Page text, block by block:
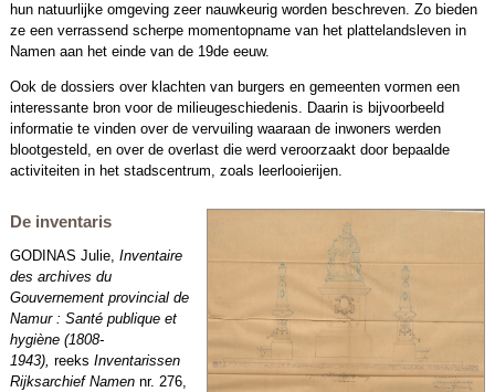
hun natuurlijke omgeving zeer nauwkeurig worden beschreven. Zo bieden
ze een verrassend scherpe momentopname van het plattelandsleven in
Namen aan het einde van de 19de eeuw.
Ook de dossiers over klachten van burgers en gemeenten vormen een
interessante bron voor de milieugeschiedenis. Daarin is bijvoorbeeld
informatie te vinden over de vervuiling waaraan de inwoners werden
blootgesteld, en over de overlast die werd veroorzaakt door bepaalde
activiteiten in het stadscentrum, zoals leerlooierijen.
De inventaris
GODINAS Julie, Inventaire
des archives du
Gouvernement provincial de
Namur : Santé publique et
hygiène (1808-
1943), reeks Inventarissen
Rijksarchief Namen nr. 276,